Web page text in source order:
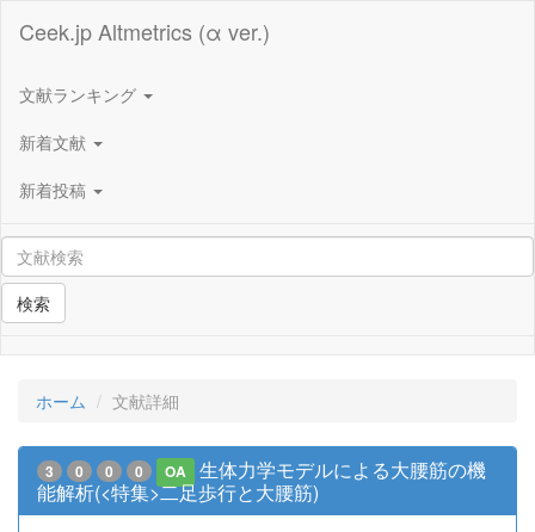
Ceek.jp Altmetrics (α ver.)
文献ランキング
新着文献
新着投稿
検索
ホーム 文献詳細
3 0 0 0 OA
生体力学モデルによる大腰筋の機
能解析(<特集>二足歩行と大腰筋)